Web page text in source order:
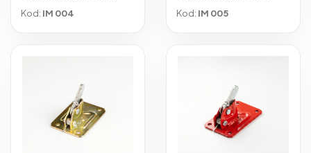
Kod: IM 004 Kod: IM 005